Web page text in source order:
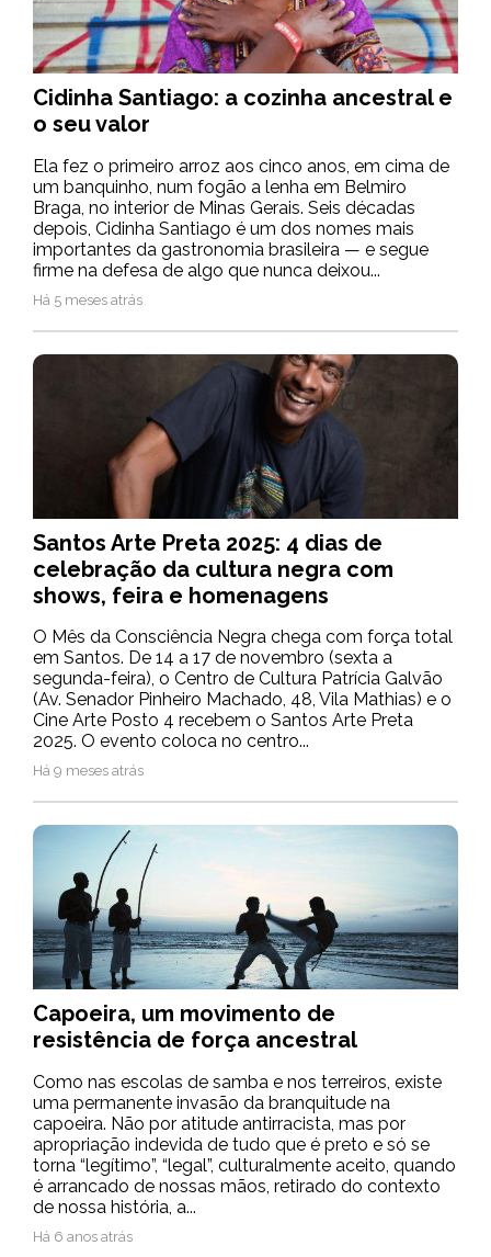
Cidinha Santiago: a cozinha ancestral e
o seu valor
Ela fez o primeiro arroz aos cinco anos, em cima de
um banquinho, num fogão a lenha em Belmiro
Braga, no interior de Minas Gerais. Seis décadas
depois, Cidinha Santiago é um dos nomes mais
importantes da gastronomia brasileira — e segue
firme na defesa de algo que nunca deixou...
Há 5 meses atrás
Santos Arte Preta 2025: 4 dias de
celebração da cultura negra com
shows, feira e homenagens
O Mês da Consciência Negra chega com força total
em Santos. De 14 a 17 de novembro (sexta a
segunda-feira), o Centro de Cultura Patrícia Galvão
(Av. Senador Pinheiro Machado, 48, Vila Mathias) e o
Cine Arte Posto 4 recebem o Santos Arte Preta
2025. O evento coloca no centro...
Há 9 meses atrás
Capoeira, um movimento de
resistência de força ancestral
Como nas escolas de samba e nos terreiros, existe
uma permanente invasão da branquitude na
capoeira. Não por atitude antirracista, mas por
apropriação indevida de tudo que é preto e só se
torna “legítimo”, “legal”, culturalmente aceito, quando
é arrancado de nossas mãos, retirado do contexto
de nossa história, a...
Há 6 anos atrás